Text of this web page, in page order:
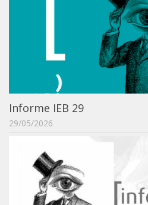
Slam de Corda
Wikimedia e Wikidata
Sobre o LABIEB
Convenios
Eventos
Núcleos de Atividades
Notícias
Últimas notícias
Acadêmico
Informe IEB 29
29/05/2026